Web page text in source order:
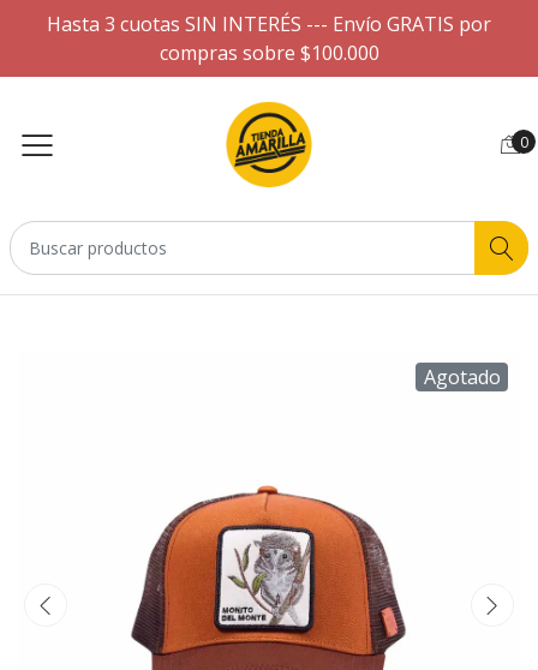
Hasta 3 cuotas SIN INTERÉS --- Envío GRATIS por
compras sobre $100.000
0
Agotado